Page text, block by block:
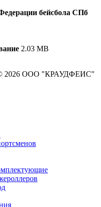
бейсбола СПб
2.03 MB
2026 ООО "КРАУДФЕИС"